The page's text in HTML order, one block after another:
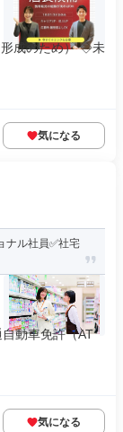
形成のため） ◇未
気になる
ナル社員✅社宅
動車免許（AT
気になる